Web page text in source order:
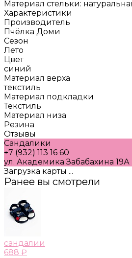
Материал стельки:
Характеристики
Производитель
Пчёлка Доми
Сезон
Лето
Цвет
синий
Материал верха
текстиль
Материал подкладки
Текстиль
Материал низа
Резина
Отзывы
Сандалики
+7 (932) 113 16 60
ул. Академика Забабахина 19А
Загрузка карты ...
Ранее вы смотрели
сандалии
688 ₽